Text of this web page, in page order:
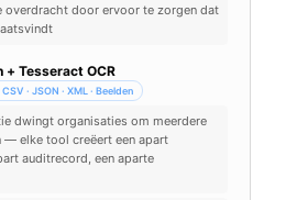
overdracht door ervoor te zorgen dat
Tesseract OCR
CSV · JSON · XML · Beelden
dwingt organisaties om meerdere
elke tool creëert een apart
auditrecord, een aparte